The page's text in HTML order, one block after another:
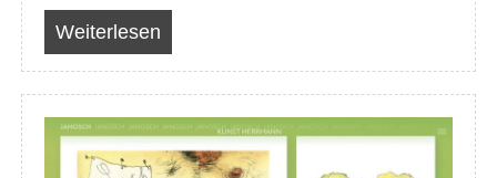
Weiterlesen